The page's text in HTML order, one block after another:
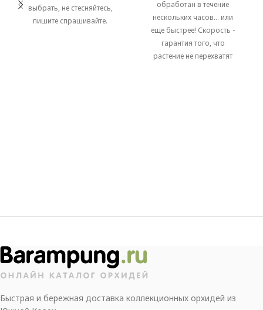
выбрать, не стесняйтесь,
пишите спрашивайте.
обработан в течение
нескольких часов... или
еще быстрее! Скорость -
гарантия того, что
растение не перехватят
Быстрая и бережная доставка коллекционных орхидей из